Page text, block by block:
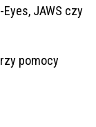
JAWS czy
pomocy